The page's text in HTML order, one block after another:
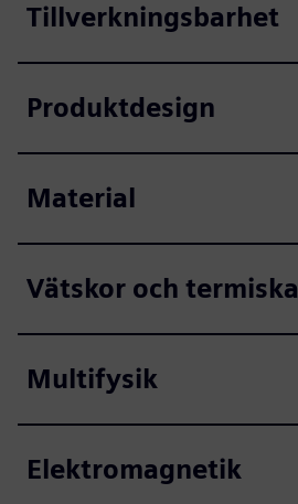
Tillverkningsbarhet
Produktdesign
Material
Vätskor och termiska
Multifysik
Elektromagnetik